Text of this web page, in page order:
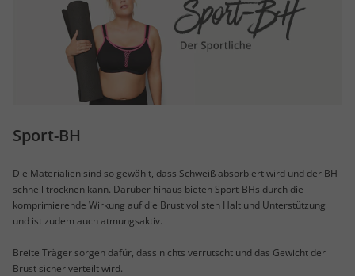
Sport-BH
Die Materialien sind so gewählt, dass Schweiß absorbiert wird und der BH
schnell trocknen kann. Darüber hinaus bieten Sport-BHs durch die
komprimierende Wirkung auf die Brust vollsten Halt und Unterstützung
und ist zudem auch atmungsaktiv.
Breite Träger sorgen dafür, dass nichts verrutscht und das Gewicht der
Brust sicher verteilt wird.